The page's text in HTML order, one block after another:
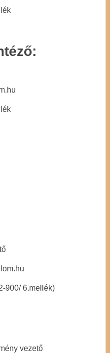
900/ 6.mellék)
vezető